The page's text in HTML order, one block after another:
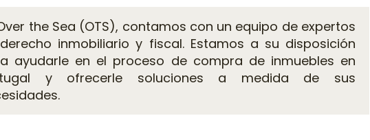
the Sea (OTS), contamos con un equipo de expertos
inmobiliario y fiscal. Estamos a su disposición
ayudarle en el proceso de compra de inmuebles en
y ofrecerle soluciones a medida de sus